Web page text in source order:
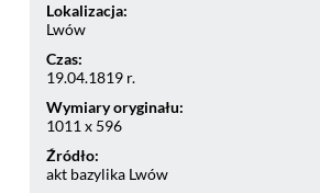
Lokalizacja:
Lwów
Czas:
19.04.1819 r.
Wymiary oryginału:
1011 x 596
Źródło:
akt bazylika Lwów